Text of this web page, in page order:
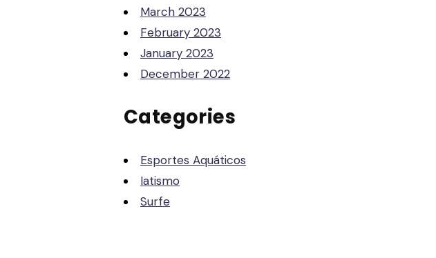
March 2023
February 2023
January 2023
December 2022
Categories
Esportes Aquáticos
Iatismo
Surfe